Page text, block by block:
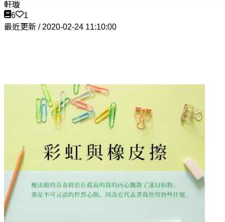
軒璇
6
1
最近更新 / 2020-02-24 11:10:00